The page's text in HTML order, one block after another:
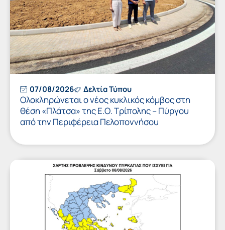
07/08/2026 Δελτία Τύπου
Ολοκληρώνεται ο νέος κυκλικός κόμβος στη
θέση «Πλάτσα» της Ε.Ο. Τρίπολης – Πύργου
από την Περιφέρεια Πελοποννήσου